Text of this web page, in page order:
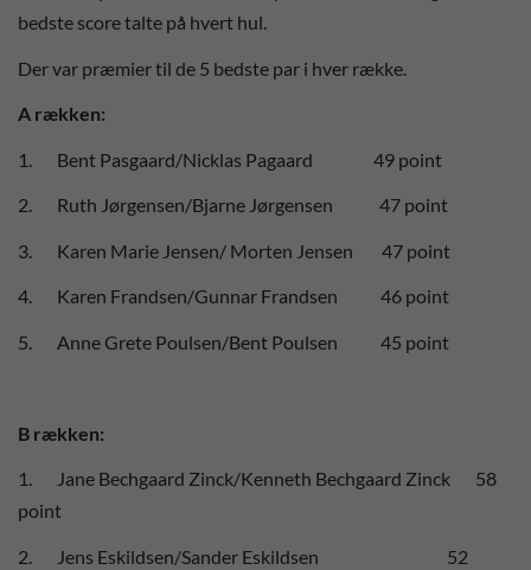
bedste score talte på hvert hul.
Der var præmier til de 5 bedste par i hver række.
A rækken:
1. Bent Pasgaard/Nicklas Pagaard 49 point
2. Ruth Jørgensen/Bjarne Jørgensen 47 point
3. Karen Marie Jensen/ Morten Jensen 47 point
4. Karen Frandsen/Gunnar Frandsen 46 point
5. Anne Grete Poulsen/Bent Poulsen 45 point
B rækken:
1. Jane Bechgaard Zinck/Kenneth Bechgaard Zinck 58
point
2. Jens Eskildsen/Sander Eskildsen 52